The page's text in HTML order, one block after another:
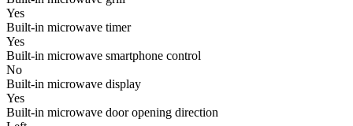
Yes
Built-in microwave timer
Yes
Built-in microwave smartphone control
No
Built-in microwave display
Yes
Built-in microwave door opening direction